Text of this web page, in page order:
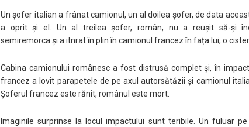
Un șofer italian a frânat camionul, un al doilea șofer, de data
a oprit şi el. Un al treilea șofer, român, nu a reușit să-și
semiremorca și a itnrat în plin în camionul francez în fața lui, o
Cabina camionului românesc a fost distrusă complet și, în
francez a lovit parapetele de pe axul autorsătăzii şi camionul
Șoferul francez este rănit, românul este mort.
Imaginile surprinse la locul impactului sunt teribile. Un fuluar